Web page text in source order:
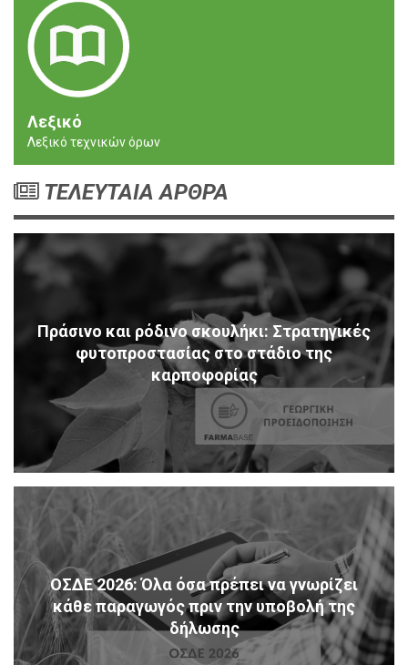
Λεξικό
Λεξικό τεχνικών όρων
ΤΕΛΕΥΤΑΙΑ ΑΡΘΡΑ
Πράσινο και ρόδινο σκουλήκι: Στρατηγικές
φυτοπροστασίας στο στάδιο της
καρποφορίας
ΟΣΔΕ 2026: Όλα όσα πρέπει να γνωρίζει
κάθε παραγωγός πριν την υποβολή της
δήλωσης